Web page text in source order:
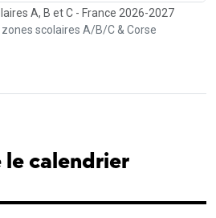
A, B et C - France 2026-2027
scolaires A/B/C & Corse
calendrier